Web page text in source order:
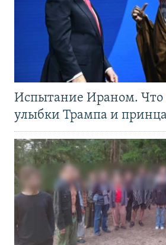
Испытание Ираном. Что
улыбки Трампа и